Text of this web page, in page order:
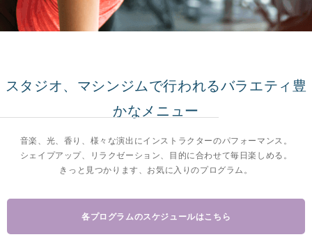
スタジオ、マシンジムで行われるバラエティ豊
かなメニュー
音楽、光、香り、様々な演出にインストラクターのパフォーマンス。
シェイプアップ、リラクゼーション、目的に合わせて毎日楽しめる。
きっと見つかります、お気に入りのプログラム。
各プログラムのスケジュールはこちら